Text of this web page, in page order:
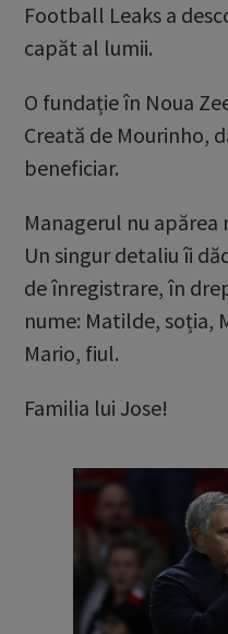
Football Leaks a
capăt al lumii.
O fundație în Noua
Creată de Mourinho,
beneficiar.
Managerul nu
Un singur detaliu îi
de înregistrare, în
nume: Matilde, soția,
Mario, fiul.
Familia lui Jose!